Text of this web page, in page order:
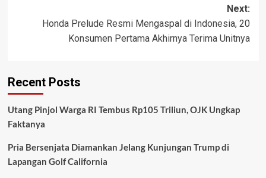
Next:
Honda Prelude Resmi Mengaspal di Indonesia, 20
Konsumen Pertama Akhirnya Terima Unitnya
Recent Posts
Utang Pinjol Warga RI Tembus Rp105 Triliun, OJK Ungkap
Faktanya
Pria Bersenjata Diamankan Jelang Kunjungan Trump di
Lapangan Golf California